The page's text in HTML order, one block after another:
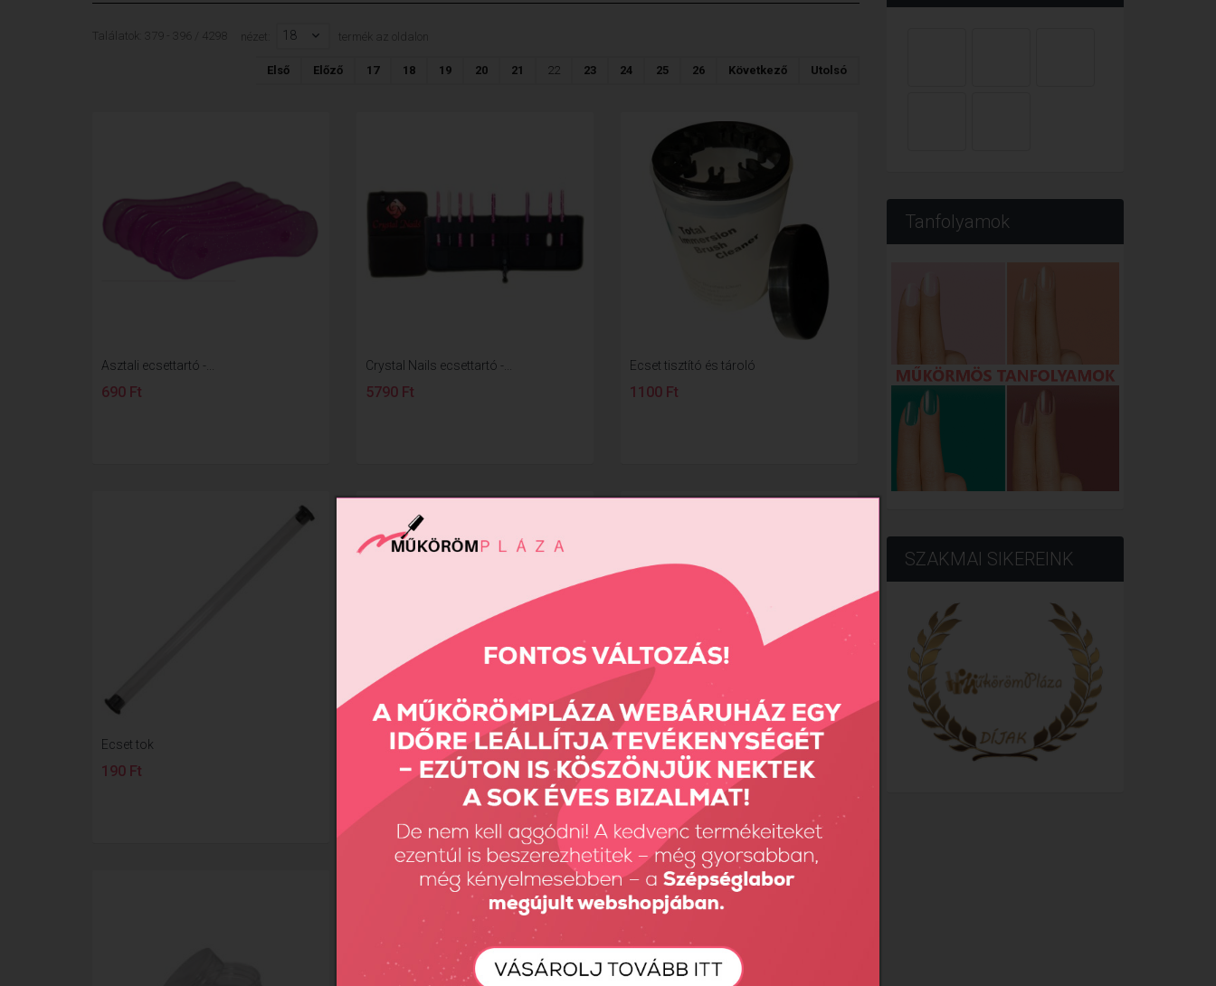
Találatok: 379 - 396 / 4298 nézet: 18 termék az oldalon
Első Előző 17 18 19 20 21 22 23 24 25 26 Következő Utolsó
Asztali ecsettartó -...
690 Ft
Crystal Nails ecsettartó -...
5790 Ft
Ecset tisztító és tároló
1100 Ft
Ecset tok
190 Ft
Tégely készlet
1400 Ft
Üres keverő tégely fehér
210 Ft
Tanfolyamok
SZAKMAI SIKEREINK